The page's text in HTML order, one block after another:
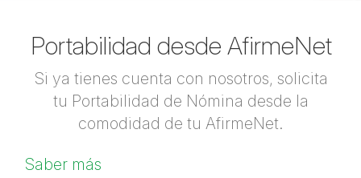
Portabilidad desde AfirmeNet
Si ya tienes cuenta con nosotros, solicita
tu Portabilidad de Nómina desde la
comodidad de tu AfirmeNet.
Saber más